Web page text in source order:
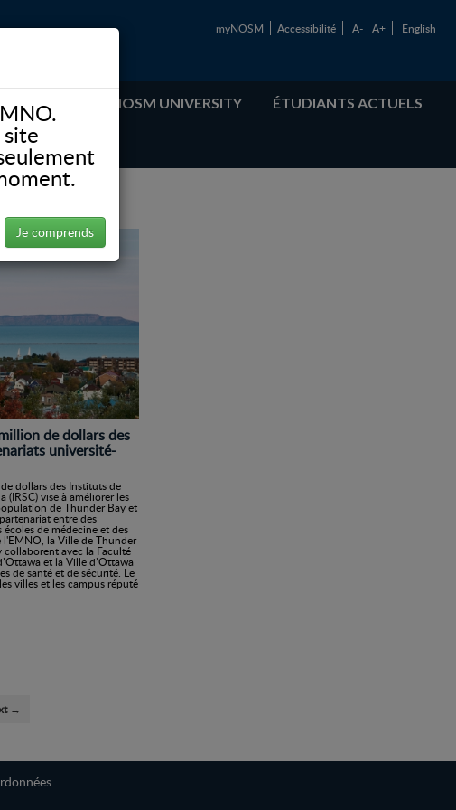
Je comprends
myNOSM Accessibilité A- A+ English
ABOUT NOSM UNIVERSITY ÉTUDIANTS ACTUELS
de dollars des
université-
dollars des Instituts de
(IRSC) vise à améliorer les
de Thunder Bay et
entre des
de médecine et des
l'EMNO, la Ville de Thunder
collaborent avec la Faculté
et la Ville d’Ottawa
de santé et de sécurité. Le
villes et les campus réputé
→